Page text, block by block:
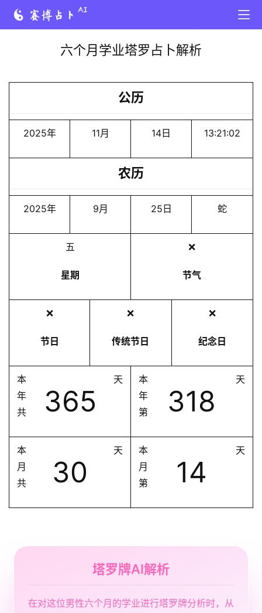
六个月学业塔罗占卜解析
公历
2025年 11月 14日 13:21:02
农历
2025年 9月 25日 蛇
五
星期
❌
节气
❌
节日
❌
传统节日
❌
纪念日
本
年
共
365
天
本
年
第
318
天
本
月
共
30
天
本
月
第
14
天
塔罗牌AI解析
在对这位男性六个月的学业进行塔罗牌分析时，从